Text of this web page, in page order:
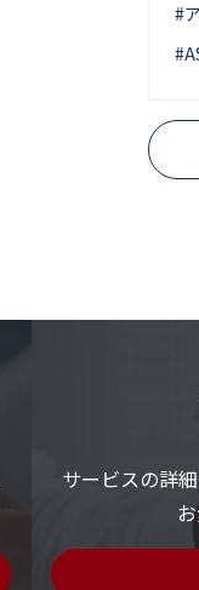
#
サービスの詳細